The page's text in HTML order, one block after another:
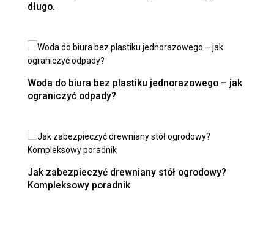
długo.
Woda do biura bez plastiku jednorazowego – jak
ograniczyć odpady?
Jak zabezpieczyć drewniany stół ogrodowy?
Kompleksowy poradnik